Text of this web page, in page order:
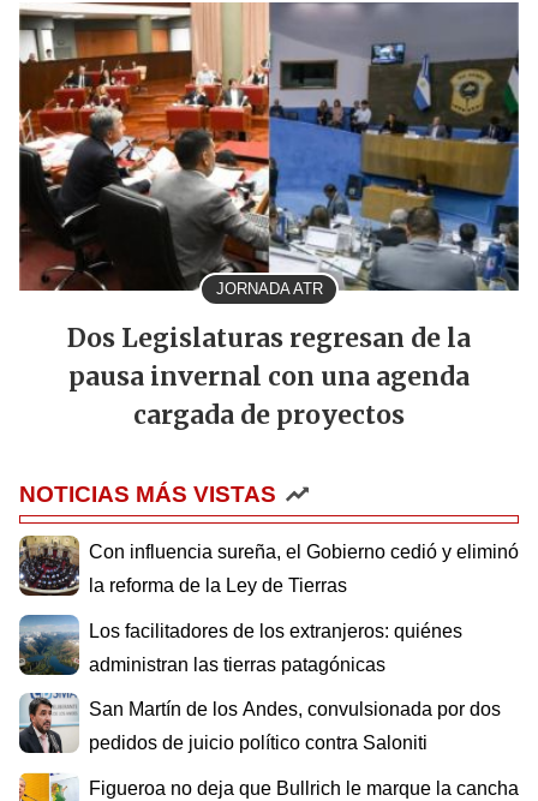
JORNADA ATR
Dos Legislaturas regresan de la
pausa invernal con una agenda
cargada de proyectos
NOTICIAS MÁS VISTAS
Con influencia sureña, el Gobierno cedió y eliminó
la reforma de la Ley de Tierras
Los facilitadores de los extranjeros: quiénes
administran las tierras patagónicas
San Martín de los Andes, convulsionada por dos
pedidos de juicio político contra Saloniti
Figueroa no deja que Bullrich le marque la cancha